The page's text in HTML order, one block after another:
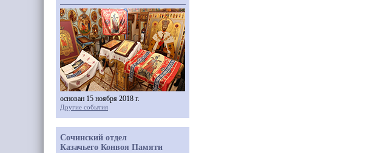
основан 15 ноября 2018 г.
Другие события
Сочинский отдел
Казачьего Конвоя Памяти